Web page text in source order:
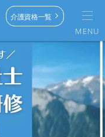
MENU
介護資格一覧